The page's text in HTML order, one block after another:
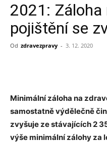
2021:
pojištění se
Od zdravezpravy - 3. 12. 2020
Minimální záloha na
samostatně výdělečně
zvyšuje ze stávajících 2
výše minimální zálohy za